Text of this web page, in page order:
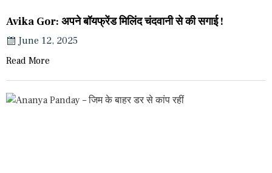
Avika Gor: अपने बॉयफ्रेंड मिलिंद चंदवानी से की सगाई !
June 12, 2025
Read More